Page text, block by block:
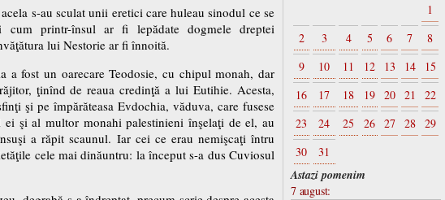
1
2
3 4 5 6 7
8
9
10 11 12 13 14
15
16
17 18 19 20 21
22
23
24 25 26 27 28
29
30
31
Astazi pomenim
7 august:
s-au sculat unii eretici care huleau sinodul ce se
cum printr-însul ar fi lepădate dogmele dreptei
lui Nestorie ar fi înnoită.
a fost un oarecare Teodosie, cu chipul monah, dar
ţinînd de reaua credinţă a lui Eutihie. Acesta,
şi pe împărăteasa Evdochia, văduva, care fusese
şi al multor monahi palestinieni înşelaţi de el, au
a răpit scaunul. Iar cei ce erau nemişcaţi întru
cele mai dinăuntru: la început s-a dus Cuviosul